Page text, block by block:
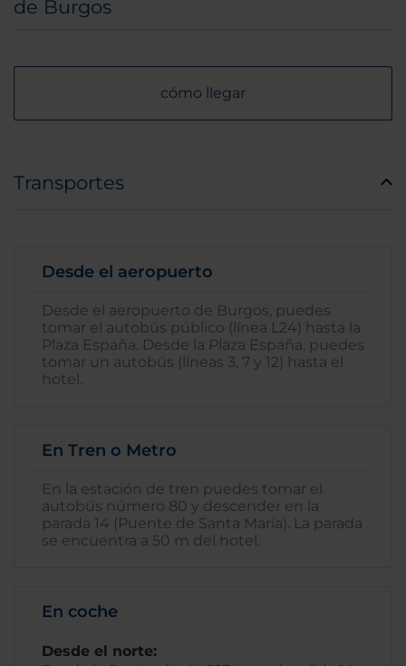
de Burgos
cómo llegar
Transportes
Desde el aeropuerto
Desde el aeropuerto de Burgos, puedes
tomar el autobús público (línea L24) hasta la
Plaza España. Desde la Plaza España, puedes
tomar un autobús (líneas 3, 7 y 12) hasta el
hotel.
En Tren o Metro
En la estación de tren puedes tomar el
autobús número 80 y descender en la
parada 14 (Puente de Santa María). La parada
se encuentra a 50 m del hotel.
En coche
Desde el norte: